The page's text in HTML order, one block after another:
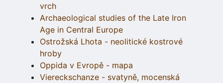
vrch
Archaeological studies of the Late Iron
Age in Central Europe
Ostrožská Lhota - neolitické kostrové
hroby
Oppida v Evropě - mapa
Viereckschanze - svatyně, mocenská